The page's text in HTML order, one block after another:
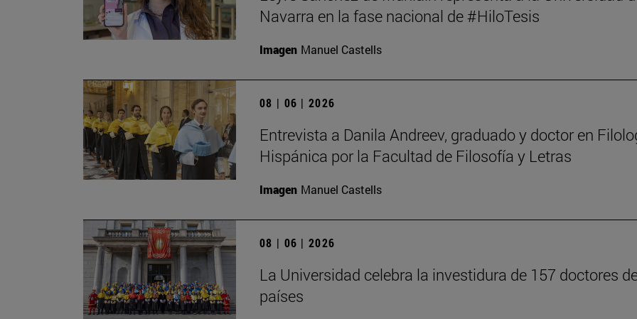
Navarra en la fase nacional de #HiloTesis
Imagen Manuel Castells
08 | 06 | 2026
Entrevista a Danila Andreev, graduado y doctor en
Hispánica por la Facultad de Filosofía y Letras
Imagen Manuel Castells
08 | 06 | 2026
La Universidad celebra la investidura de 157 doctores
países